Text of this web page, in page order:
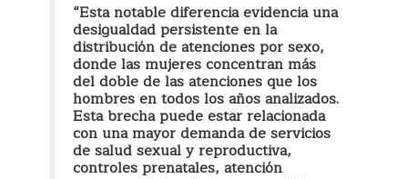
“Esta notable diferencia evidencia una
desigualdad persistente en la
distribución de atenciones por sexo,
donde las mujeres concentran más
del doble de las atenciones que los
hombres en todos los años analizados.
Esta brecha puede estar relacionada
con una mayor demanda de servicios
de salud sexual y reproductiva,
controles prenatales, atención